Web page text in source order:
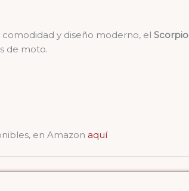
y diseño moderno, el
de moto.
en Amazon aquí